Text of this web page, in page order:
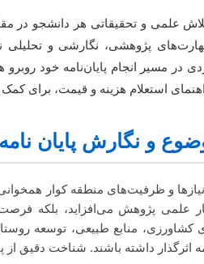
تلاش علمی و تحقیقاتی هر دانشجو در
پژوهشی، نگارشی و تحلیلی
مسیر انجام پایان‌نامه خود روبرو
استعلام هزینه و قیمت، برای
و نگارش پایان
و ظرفیت‌های منطقه کوار
علمی پژوهش می‌افزاید، بلکه
منابع طبیعی، توسعه
اثرگذار داشته باشند. شناخت دقیق